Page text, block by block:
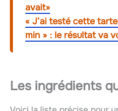
avait»
« J’ai testé cette
min » : le résultat va
Les ingrédients